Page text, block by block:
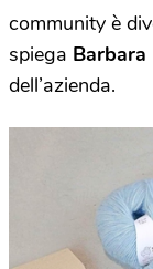
community è
spiega Barbara
dell’azienda.